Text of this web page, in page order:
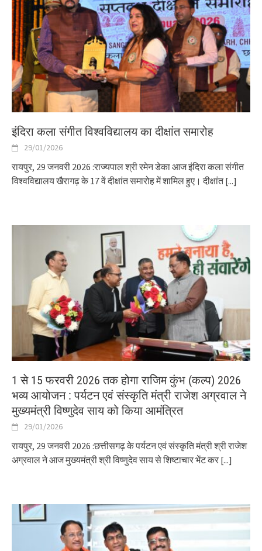
इंदिरा कला संगीत विश्वविद्यालय का दीक्षांत समारोह
29/01/2026
रायपुर, 29 जनवरी 2026 :राज्यपाल श्री रमेन डेका आज इंदिरा कला संगीत
विश्वविद्यालय खैरागढ़ के 17 वें दीक्षांत समारोह में शामिल हुए। दीक्षांत[...]
1 से 15 फरवरी 2026 तक होगा राजिम कुंभ (कल्प) 2026
भव्य आयोजन : पर्यटन एवं संस्कृति मंत्री राजेश अग्रवाल ने
मुख्यमंत्री विष्णुदेव साय को किया आमंत्रित
29/01/2026
रायपुर, 29 जनवरी 2026 :छत्तीसगढ़ के पर्यटन एवं संस्कृति मंत्री श्री राजेश
अग्रवाल ने आज मुख्यमंत्री श्री विष्णुदेव साय से शिष्टाचार भेंट कर [...]